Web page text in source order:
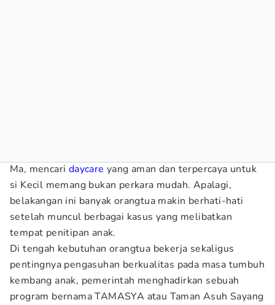
Ma, mencari daycare yang aman dan terpercaya untuk
si Kecil memang bukan perkara mudah. Apalagi,
belakangan ini banyak orangtua makin berhati-hati
setelah muncul berbagai kasus yang melibatkan
tempat penitipan anak.
Di tengah kebutuhan orangtua bekerja sekaligus
pentingnya pengasuhan berkualitas pada masa tumbuh
kembang anak, pemerintah menghadirkan sebuah
program bernama TAMASYA atau Taman Asuh Sayang